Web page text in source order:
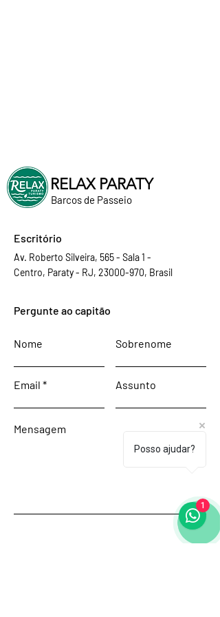
RELAX PARATY
Barcos de Passeio
Escritório
Av. Roberto Silveira, 565 - Sala 1 -
Centro, Paraty - RJ, 23000-970, Brasil
Pergunte ao capitão
Nome Sobrenome
Email Assunto
Mensagem
Posso ajudar?
1